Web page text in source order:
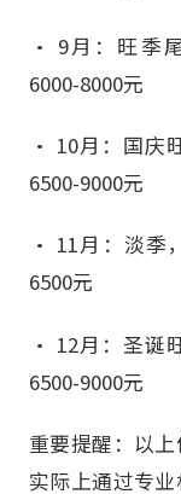
• 9月：旺季
6000-8000元
• 10月：国庆
6500-9000元
• 11月：淡季
6500元
• 12月：圣诞
6500-9000元
重要提醒：以上
实际上通过专